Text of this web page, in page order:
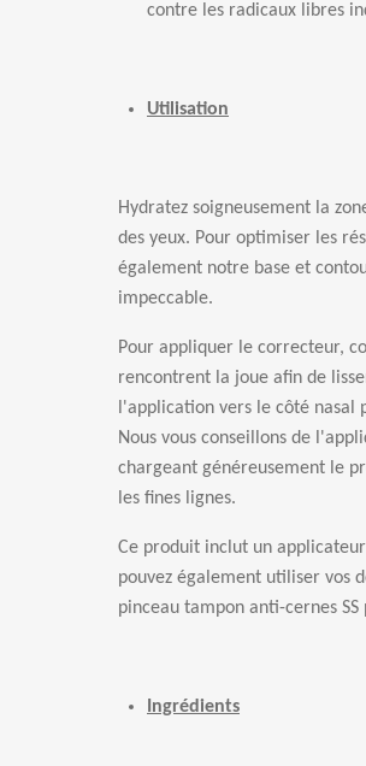
contre les radicaux libres
Utilisation
Hydratez soigneusement la
des yeux. Pour optimiser les ré
également notre base et
impeccable.
Pour appliquer le correcteur,
rencontrent la joue afin de
l'application vers le côté nasal
Nous vous conseillons de
chargeant généreusement le
les fines lignes.
Ce produit inclut un applicateur
pouvez également utiliser vos
pinceau tampon anti-cernes
Ingrédients